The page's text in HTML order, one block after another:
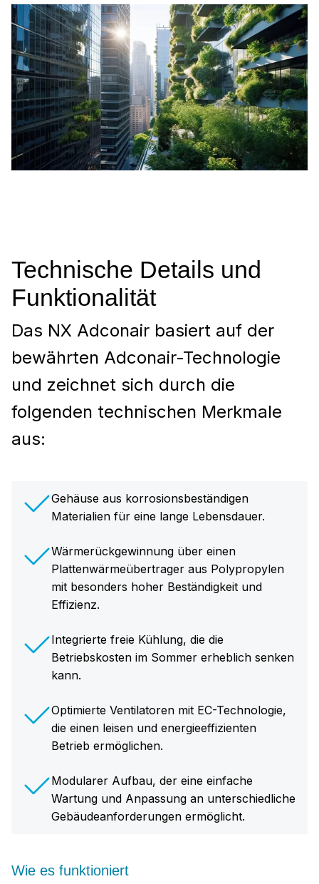
Technische Details und
Funktionalität
Das NX Adconair basiert auf der
bewährten Adconair-Technologie
und zeichnet sich durch die
folgenden technischen Merkmale
aus:
Gehäuse aus korrosionsbeständigen
Materialien für eine lange Lebensdauer.
Wärmerückgewinnung über einen
Plattenwärmeübertrager aus Polypropylen
mit besonders hoher Beständigkeit und
Effizienz.
Integrierte freie Kühlung, die die
Betriebskosten im Sommer erheblich senken
kann.
Optimierte Ventilatoren mit EC-Technologie,
die einen leisen und energieeffizienten
Betrieb ermöglichen.
Modularer Aufbau, der eine einfache
Wartung und Anpassung an unterschiedliche
Gebäudeanforderungen ermöglicht.
Wie es funktioniert